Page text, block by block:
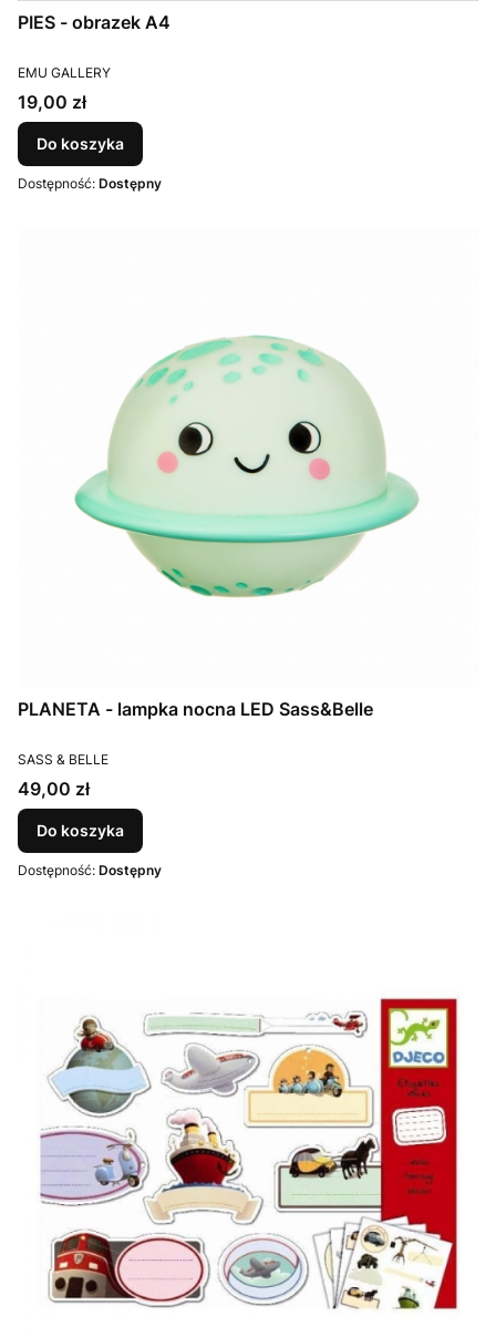
PIES - obrazek A4
PRODUCENT
EMU GALLERY
Cena
19,00 zł
Do koszyka
Dostępność: Dostępny
PLANETA - lampka nocna LED Sass&Belle
PRODUCENT
SASS & BELLE
Cena
49,00 zł
Do koszyka
Dostępność: Dostępny